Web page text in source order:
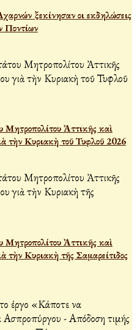
ξεκίνησαν οι εκδηλώσεις
Ποντίων
Ἀττικῆς καὶ
τὴν Κυριακὴ τοῦ Τυφλοῦ 2026
Ἀττικῆς καὶ
τὴν Κυριακὴ τῆς Σαμαρείτιδος